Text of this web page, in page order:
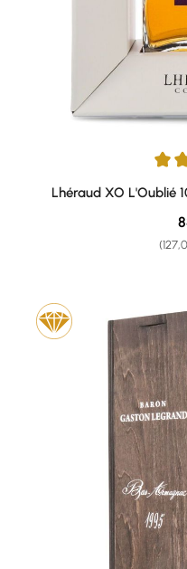
Durchschnittliche
Lhéraud XO L'Oublié